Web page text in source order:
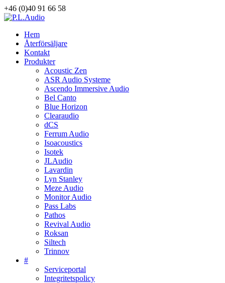
+46 (0)40 91 66 58
Hem
Återförsäljare
Kontakt
Produkter
Acoustic Zen
ASR Audio Systeme
Ascendo Immersive Audio
Bel Canto
Blue Horizon
Clearaudio
dCS
Ferrum Audio
Isoacoustics
Isotek
JLAudio
Lavardin
Lyn Stanley
Meze Audio
Monitor Audio
Pass Labs
Pathos
Revival Audio
Roksan
Siltech
Trinnov
#
Serviceportal
Integritetspolicy